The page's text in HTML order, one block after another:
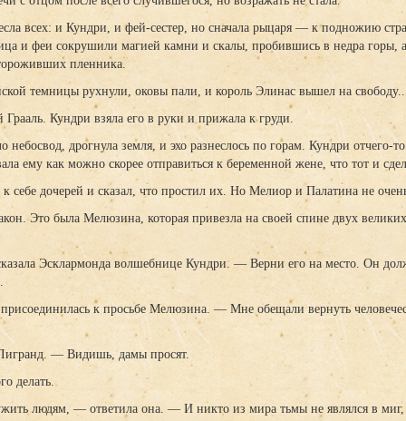
всех: и Кундри, и фей-сестер, но сначала рыцаря — к подножию
и феи сокрушили магией камни и скалы, пробившись в недра горы,
пленника.
темницы рухнули, оковы пали, и король Элинас вышел на
Кундри взяла его в руки и прижала к груди.
дрогнула земля, и эхо разнеслось по горам. Кундри отчего-
ему как можно скорее отправиться к беременной жене, что тот и
себе дочерей и сказал, что простил их. Но Мелиор и Палатина не
Это была Мелюзина, которая привезла на своей спине двух
Эсклармонда волшебнице Кундри. — Верни его на место. Он
к просьбе Мелюзина. — Мне обещали вернуть
— Видишь, дамы просят.
делать.
людям, — ответила она. — И никто из мира тьмы не являлся в миг,